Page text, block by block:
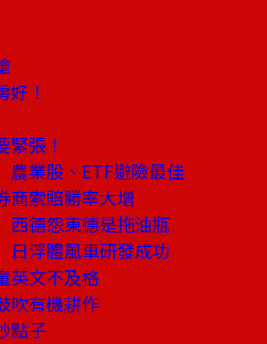
！
張！
業股、ETF避險最佳
索賠勝率大增
德怨東德是拖油瓶
浮體風車研發成功
英文不及格
吹有機耕作
點子